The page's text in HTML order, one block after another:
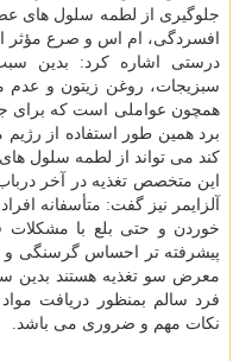
جلوگیری از لطمه سلول های
افسردگی، ام اس و صرع
درستی اشاره کرد: بدین
سبزیجات، روغن زیتون و
همچون عواملی است که برای
برد همین طور استفاده از
کند می تواند از لطمه سلول
این متخصص تغذیه در آخر
آلزایمر نیز گفت: متأسفانه
خوردن و حتی بلع با مشکلات
پیشرفته تر احساس گرسنگی و
معرض سو تغذیه هستند بدین
فرد سالم بمنظور دریافت
نکات مهم و ضروری می باشد.